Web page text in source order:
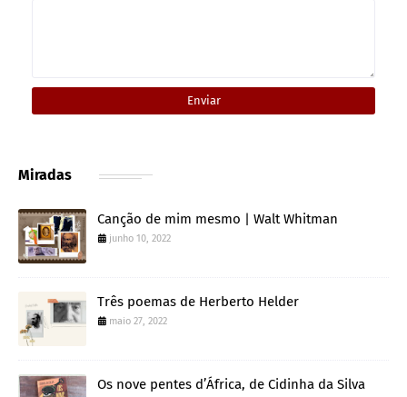
Miradas
Canção de mim mesmo | Walt Whitman
junho 10, 2022
Três poemas de Herberto Helder
maio 27, 2022
Os nove pentes d’África, de Cidinha da Silva